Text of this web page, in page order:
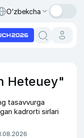
O‘zbekcha
Heteuey"
tasavvurga
kadrorti sirlari